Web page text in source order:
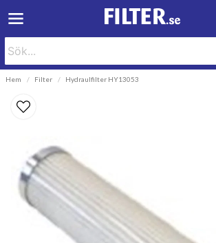
Hem Filter Hydraulfilter HY13053